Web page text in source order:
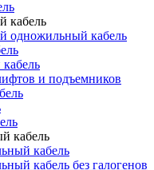
кабель
одножильный кабель
и подъемников
кабель
кабель
кабель без галогенов